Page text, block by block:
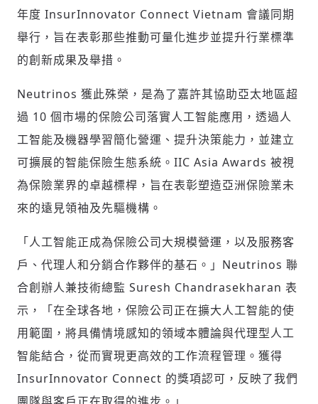
人文
年度 InsurInnovator Connect Vietnam 會議同期
舉行，旨在表彰那些推動可量化進步並提升行業標準
的創新成果及舉措。
Neutrinos 獲此殊榮，是為了嘉許其協助亞太地區超
過 10 個市場的保險公司落實人工智能應用，透過人
工智能及機器學習簡化營運、提升決策能力，並建立
可擴展的智能保險生態系統。IIC Asia Awards 被視
為保險業界的卓越標桿，旨在表彰塑造亞洲保險業未
來的遠見領袖及先驅機構。
「人工智能正成為保險公司大規模營運，以及服務客
戶、代理人和分銷合作夥伴的基石。」Neutrinos 聯
合創辦人兼技術總監 Suresh Chandrasekharan 表
示，「在全球各地，保險公司正在擴大人工智能的使
用範圍，將具備情境感知的領域本體論與代理型人工
智能結合，從而實現更高效的工作流程管理。獲得
InsurInnovator Connect 的獎項認可，反映了我們